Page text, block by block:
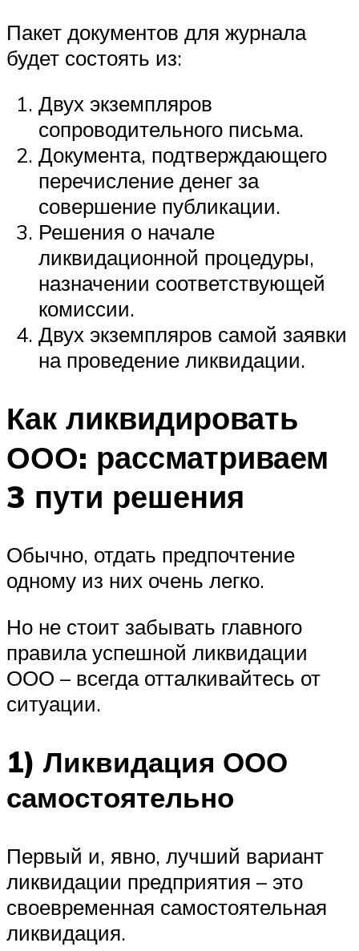
Пакет документов для журнала
будет состоять из:
Двух экземпляров
сопроводительного письма.
Документа, подтверждающего
перечисление денег за
совершение публикации.
Решения о начале
ликвидационной процедуры,
назначении соответствующей
комиссии.
Двух экземпляров самой заявки
на проведение ликвидации.
Как ликвидировать
ООО: рассматриваем
3 пути решения
Обычно, отдать предпочтение
одному из них очень легко.
Но не стоит забывать главного
правила успешной ликвидации
ООО – всегда отталкивайтесь от
ситуации.
1) Ликвидация ООО
самостоятельно
Первый и, явно, лучший вариант
ликвидации предприятия – это
своевременная самостоятельная
ликвидация.